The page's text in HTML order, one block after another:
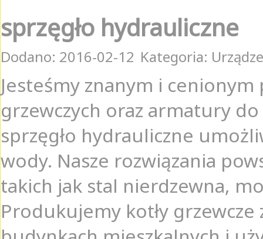
sprzęgło hydrauliczne
Dodano: 2016-02-12 Kategoria:
Jesteśmy znanym i
grzewczych oraz armatury
sprzęgło hydrauliczne
wody. Nasze rozwiązania
takich jak stal nierdzewna,
Produkujemy kotły